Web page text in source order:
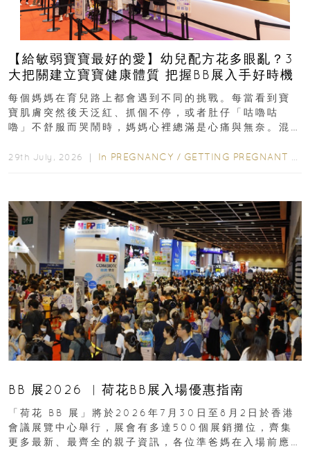
【給敏弱寶寶最好的愛】幼兒配方花多眼亂？3
大把關建立寶寶健康體質 把握BB展入手好時機
每個媽媽在育兒路上都會遇到不同的挑戰。每當看到寶
寶肌膚突然後天泛紅、抓個不停，或者肚仔「咕嚕咕
嚕」不舒服而哭鬧時，媽媽心裡總滿是心痛與無奈。混
29th July, 2026 ｜ In PREGNANCY / GETTING PREGNANT
BB 展2026 ︳荷花BB展入場優惠指南
「荷花 BB 展」將於2026年7月30日至8月2日於香港
會議展覽中心舉行，展會有多達500個展銷攤位，齊集
更多最新、最齊全的親子資訊，各位準爸媽在入場前應